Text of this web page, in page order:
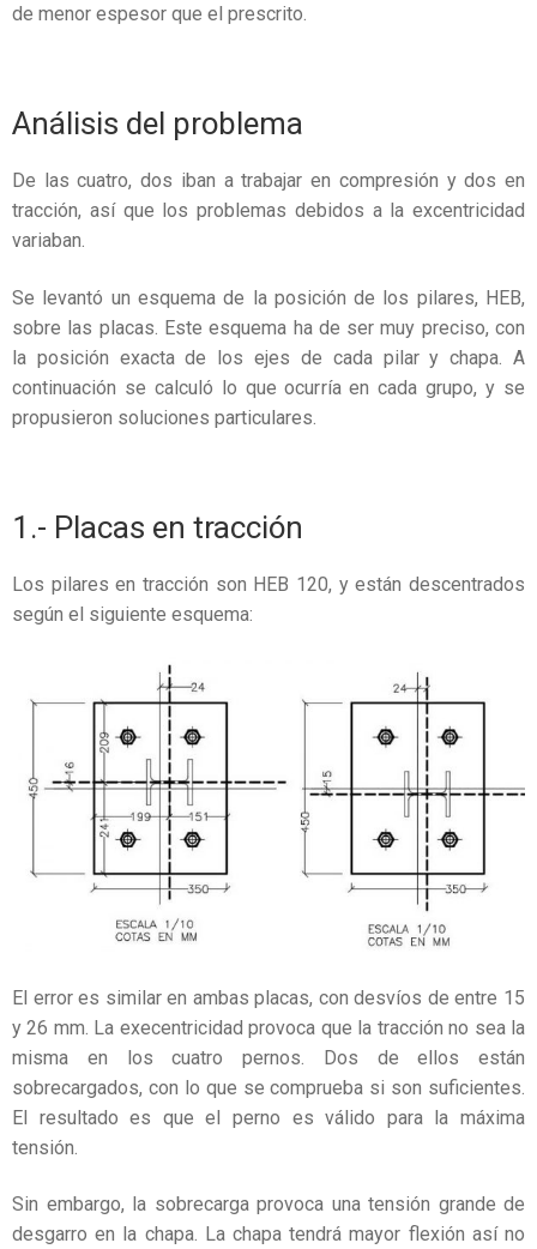
de menor espesor que el prescrito.
Análisis del problema
De las cuatro, dos iban a trabajar en compresión y dos en
tracción, así que los problemas debidos a la excentricidad
variaban.
Se levantó un esquema de la posición de los pilares, HEB,
sobre las placas. Este esquema ha de ser muy preciso, con
la posición exacta de los ejes de cada pilar y chapa. A
continuación se calculó lo que ocurría en cada grupo, y se
propusieron soluciones particulares.
1.- Placas en tracción
Los pilares en tracción son HEB 120, y están descentrados
según el siguiente esquema:
El error es similar en ambas placas, con desvíos de entre 15
y 26 mm. La execentricidad provoca que la tracción no sea la
misma en los cuatro pernos. Dos de ellos están
sobrecargados, con lo que se comprueba si son suficientes.
El resultado es que el perno es válido para la máxima
tensión.
Sin embargo, la sobrecarga provoca una tensión grande de
desgarro en la chapa. La chapa tendrá mayor flexión así no